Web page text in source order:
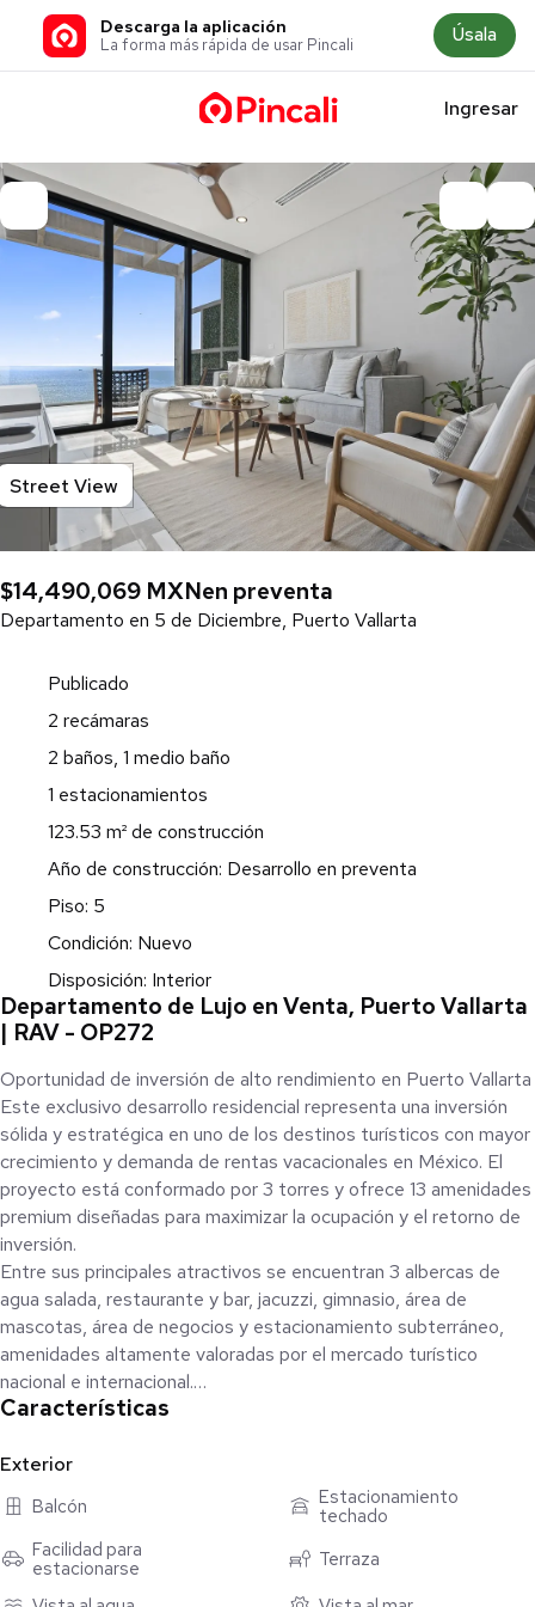
Descarga la aplicación
La forma más rápida de usar Pincali Úsala
Ingresar
Street View
$14,490,069 MXNen preventa
Departamento en 5 de Diciembre, Puerto Vallarta
Publicado
2 recámaras
2 baños, 1 medio baño
1 estacionamientos
123.53 m² de construcción
Año de construcción: Desarrollo en preventa
Piso: 5
Condición: Nuevo
Disposición: Interior
Departamento de Lujo en Venta, Puerto Vallarta
| RAV - OP272
Oportunidad de inversión de alto rendimiento en Puerto Vallarta
Este exclusivo desarrollo residencial representa una inversión
sólida y estratégica en uno de los destinos turísticos con mayor
crecimiento y demanda de rentas vacacionales en México. El
proyecto está conformado por 3 torres y ofrece 13 amenidades
premium diseñadas para maximizar la ocupación y el retorno de
inversión.
Entre sus principales atractivos se encuentran 3 albercas de
agua salada, restaurante y bar, jacuzzi, gimnasio, área de
mascotas, área de negocios y estacionamiento subterráneo,
amenidades altamente valoradas por el mercado turístico
nacional e internacional.
La ubicación y el concepto se fortalecen con un club de playa a
significativamente la demanda en plataformas de renta
vacacional y estancias de corto y mediano plazo.
Como ventaja competitiva única en la zona, los propietarios
tienen acceso a amenidades exclusivas que elevan el ticket
promedio de renta: UNA EMBARCACIÓN DEPORTIVA SEA
Características
Exterior
Balcón
Estacionamiento
techado
Facilidad para
estacionarse
Terraza